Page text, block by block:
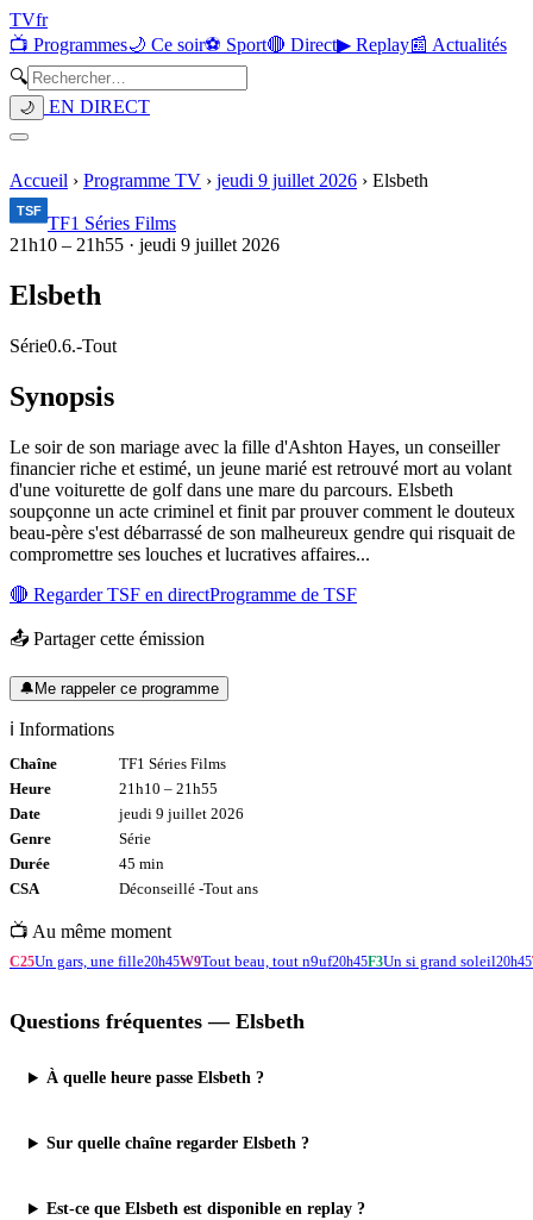
TVfr
📺 Programmes🌙 Ce soir⚽ Sport🔴 Direct▶ Replay📰 Actualités
🔍
🌙 EN DIRECT
Accueil › Programme TV › jeudi 9 juillet 2026 › Elsbeth
TF1 Séries Films
21h10 – 21h55 · jeudi 9 juillet 2026
Elsbeth
Série0.6.-Tout
Synopsis
Le soir de son mariage avec la fille d'Ashton Hayes, un conseiller
financier riche et estimé, un jeune marié est retrouvé mort au volant
d'une voiturette de golf dans une mare du parcours. Elsbeth
soupçonne un acte criminel et finit par prouver comment le douteux
beau-père s'est débarrassé de son malheureux gendre qui risquait de
compromettre ses louches et lucratives affaires...
🔴 RegarderTSF en directProgramme de TSF
📤 Partager cette émission
🔔Me rappeler ce programme
ℹ️ Informations
Chaîne
TF1 Séries Films
Heure
21h10 – 21h55
Date
jeudi 9 juillet 2026
Genre
Série
Durée
45 min
CSA
Déconseillé -Tout ans
📺 Au même moment
C25Un gars, une fille20h45W9Tout beau, tout n9uf20h45F3Un si grand soleil20h45
Questions fréquentes — Elsbeth
À quelle heure passe Elsbeth ?
Sur quelle chaîne regarder Elsbeth ?
Est-ce que Elsbeth est disponible en replay ?